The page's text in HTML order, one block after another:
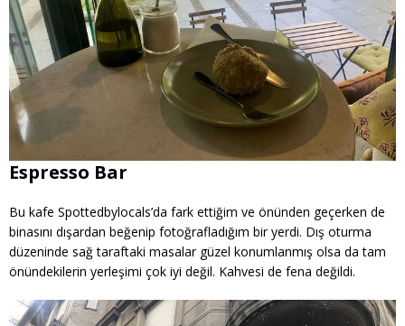
Espresso Bar
Bu kafe Spottedbylocals’da fark ettiğim ve önünden geçerken de
binasını dışardan beğenip fotoğrafladığım bir yerdi. Dış oturma
düzeninde sağ taraftaki masalar güzel konumlanmış olsa da tam
önündekilerin yerleşimi çok iyi değil. Kahvesi de fena değildi.